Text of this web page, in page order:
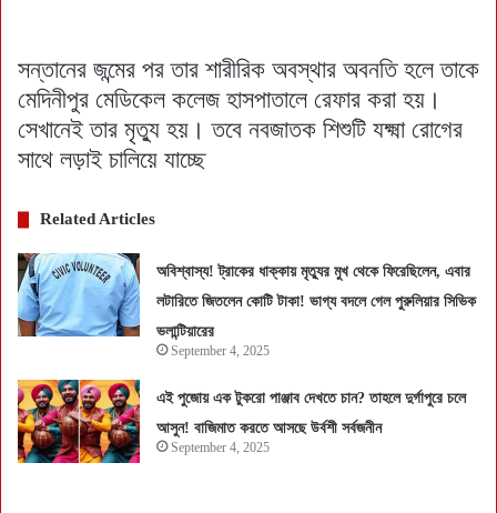
সন্তানের জন্মের পর তার শারীরিক অবস্থার অবনতি হলে তাকে
মেদিনীপুর মেডিকেল কলেজ হাসপাতালে রেফার করা হয়।
সেখানেই তার মৃত্যু হয়। তবে নবজাতক শিশুটি যক্ষ্মা রোগের
সাথে লড়াই চালিয়ে যাচ্ছে
Related Articles
অবিশ্বাস্য! ট্রাকের ধাক্কায় মৃত্যুর মুখ থেকে ফিরেছিলেন, এবার
লটারিতে জিতলেন কোটি টাকা! ভাগ্য বদলে গেল পুরুলিয়ার সিভিক
ভলান্টিয়ারের
September 4, 2025
এই পুজোয় এক টুকরো পাঞ্জাব দেখতে চান? তাহলে দুর্গাপুরে চলে
আসুন! বাজিমাত করতে আসছে উর্বশী সর্বজনীন
September 4, 2025